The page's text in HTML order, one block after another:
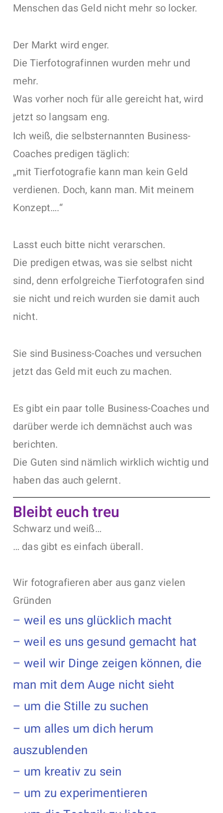
Menschen das Geld nicht mehr so locker.
Der Markt wird enger.
Die Tierfotografinnen wurden mehr und
mehr.
Was vorher noch für alle gereicht hat, wird
jetzt so langsam eng.
Ich weiß, die selbsternannten Business-
Coaches predigen täglich:
„mit Tierfotografie kann man kein Geld
verdienen. Doch, kann man. Mit meinem
Konzept….“
Lasst euch bitte nicht verarschen.
Die predigen etwas, was sie selbst nicht
sind, denn erfolgreiche Tierfotografen sind
sie nicht und reich wurden sie damit auch
nicht.
Sie sind Business-Coaches und versuchen
jetzt das Geld mit euch zu machen.
Es gibt ein paar tolle Business-Coaches und
darüber werde ich demnächst auch was
berichten.
Die Guten sind nämlich wirklich wichtig und
haben das auch gelernt.
Bleibt euch treu
Schwarz und weiß…
… das gibt es einfach überall.
Wir fotografieren aber aus ganz vielen
Gründen
– weil es uns glücklich macht
– weil es uns gesund gemacht hat
– weil wir Dinge zeigen können, die
man mit dem Auge nicht sieht
– um die Stille zu suchen
– um alles um dich herum
auszublenden
– um kreativ zu sein
– um zu experimentieren